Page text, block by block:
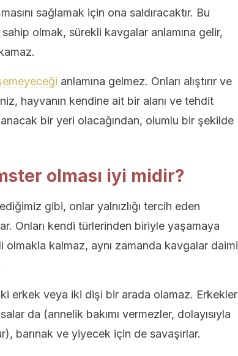
sağlamak için ona saldıracaktır. Bu
olmak, sürekli kavgalar anlamına gelir,
anlamına gelmez. Onları alıştırır ve
hayvanın kendine ait bir alanı ve tehdit
bir yeri olacağından, olumlu bir şekilde
olması iyi midir?
gibi, onlar yalnızlığı tercih eden
Onları kendi türlerinden biriyle yaşamaya
kalmaz, aynı zamanda kavgalar daimi
erkek veya iki dişi bir arada olamaz. Erkekler
da (annelik bakımı vermezler, dolayısıyla
barınak ve yiyecek için de savaşırlar.